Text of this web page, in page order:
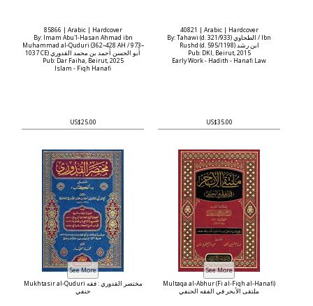
85866 | Arabic | Hardcover
By: Imam Abu'l-Hasan Ahmad ibn
Muhammad al-Quduri (362–428 AH / 973–
1037 CE) أبو الحسن أحمد بن محمد القدوري
Pub: Dar Faiha, Beirut, 2025
Islam - Fiqh Hanafi
US$25.00
40821 | Arabic | Hardcover
By: Tahawi (d. 321/933) الطحاوي / Ibn
Rushd (d. 595/1198) ابن رشد
Pub: DKI, Beirut, 2015
Early Work - Hadith - Hanafi Law
US$35.00
Mukhtasir al-Quduri مختصر القدوري : فقه
حنفي
Multaqa al-Abhur (Fi al-Fiqh al-Hanafi)
ملتقى الأبحر في الفقه الحنفي